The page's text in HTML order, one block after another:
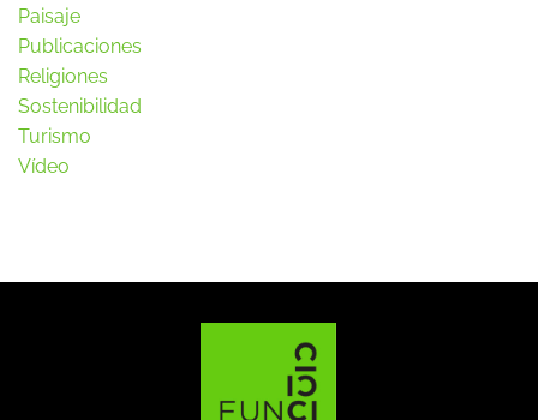
Paisaje
Publicaciones
Religiones
Sostenibilidad
Turismo
Vídeo